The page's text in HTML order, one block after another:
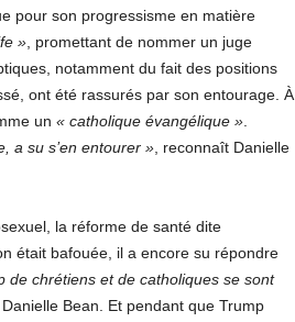
pour son progressisme en matière
», promettant de nommer un juge
notamment du fait des positions
ont été rassurés par son entourage. À
un « catholique évangélique ».
a su s’en entourer », reconnaît Danielle
la réforme de santé dite
était bafouée, il a encore su répondre
de chrétiens et de catholiques se sont
Bean. Et pendant que Trump